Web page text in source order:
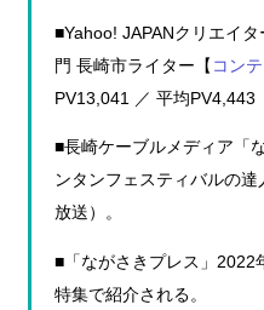
■Yahoo! JAPANクリエイ
門 長崎市ライター【 コン
PV13,041 ／ 平均PV4,443
■長崎ケーブルメディア「
ンタンフェスティバルの
放送）。
■「ながさきプレス」2022
特集で紹介される。